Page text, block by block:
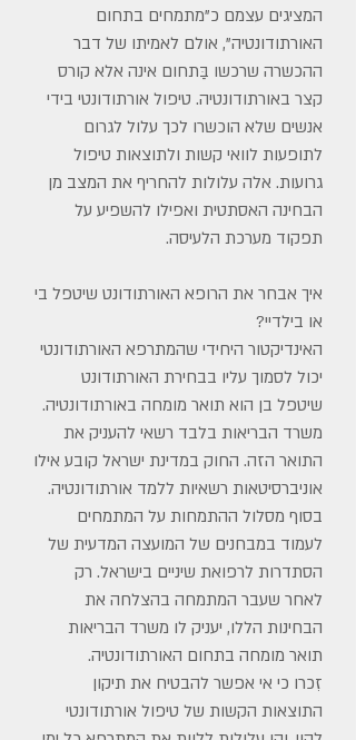
המציגים עצמם כ"מתמחים בתחום
האורתודונטיה", אולם לאמיתו של דבר
ההכשרה שרכשו בַּתחום אינה אלא קורס
קצר באורתודונטיה. טיפול אורתודונטי בידי
אנשים שלא הוכשרו לכך עלול לגרום
לתופעות לוואי קשות ולתוצאות טיפול
גרועות. אלה עלולות להחריף את המצב מן
הבחינה האסתטית ואפילו להשפיע על
תפקוד מערכת הלעיסה.
איך אבחר את הרופא האורתודונט שיטפל בי
או בילדיי?
האינדיקטור היחידי שהמתרפא האורתודונטי
יכול לסמוך עליו בבחירת האורתודונט
שיטפל בן הוא תואר מומחה באורתודונטיה.
משרד הבריאות בלבד רשאי להעניק את
התואר הזה. החוק במדינת ישראל קובע אילו
אוניברסיטאות רשאיות ללמד אורתודונטיה.
בסוף מסלול ההתמחות על המתמחים
לעמוד במבחנים של המועצה המדעית של
הסתדרות לרפואת שיניים בישראל. רק
לאחר שעבר המתמחה בהצלחה את
הבחינות הללו, יעניק לו משרד הבריאות
תואר מומחה בתחום האורתודונטיה.
זִכרו כי אי אפשר להבטיח את תיקון
התוצאות הקשות של טיפול אורתודונטי